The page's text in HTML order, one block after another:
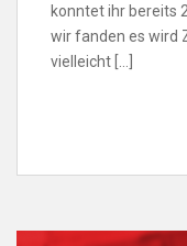
konntet ihr bereits
wir fanden es wird
vielleicht […]